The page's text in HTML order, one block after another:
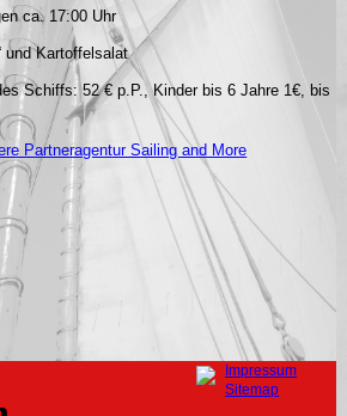
ca. 17:00 Uhr
und Kartoffelsalat
Schiffs: 52 € p.P., Kinder bis 6 Jahre 1€, bis
Partneragentur Sailing and More
Navigation
überspringen
Impressum
Sitemap